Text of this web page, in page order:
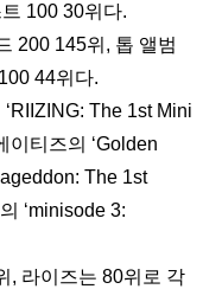
100 30위다.
200 145위, 톱 앨범
44위다.
The 1st Mini
이티즈의 ‘Golden
The 1st
‘minisode 3:
, 라이즈는 80위로 각